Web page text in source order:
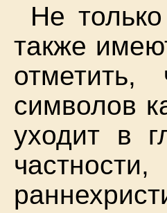
Не
также
отметить,
символов
уходит в